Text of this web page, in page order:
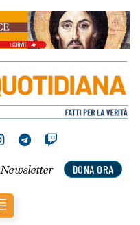
DONA ORA
Newsletter